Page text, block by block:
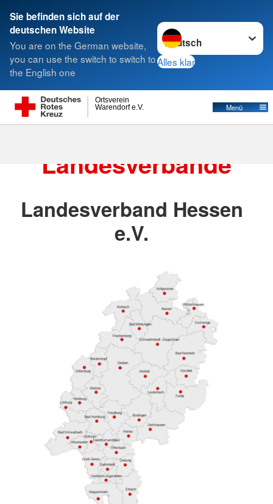
Sie befinden sich auf der
deutschen Website
You are on the German website,
you can use the switch to switch to
the English one
Sprache wechseln zu
Alles klar
Warendorf e.V.
Ortsverein
Menü
Suche
Landesverbände
Landesverbände
Landesverband Hessen
e.V.